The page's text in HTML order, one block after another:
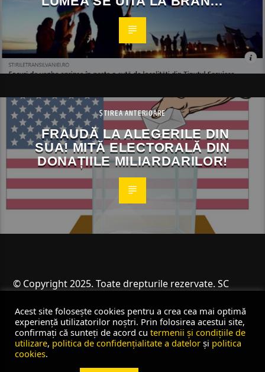
ȘTIREA ANTERIOARE
FRAUDĂ LA ALEGERILE DIN
SUA! MITĂ ELECTORALĂ DIN
DONAȚIILE MILIARDARILOR!
© Copyright 2025. Toate drepturile rezervate. SC
Acest site folosește cookies pentru a crea cea mai optimă
experiență utilizatorilor noștri. Prin folosirea acestui site,
confirmați că sunteți de acord cu termenii și condițiile de
utilizare, politica de confidențialitate a datelor și politica
cookies.